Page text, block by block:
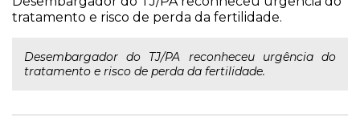
tratamento e risco de perda da fertilidade.
Desembargador do TJ/PA reconheceu urgência do
tratamento e risco de perda da fertilidade.